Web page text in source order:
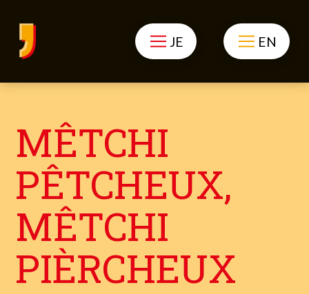
JE EN
MÊTCHI
PÊTCHEUX,
MÊTCHI
PIÈRCHEUX